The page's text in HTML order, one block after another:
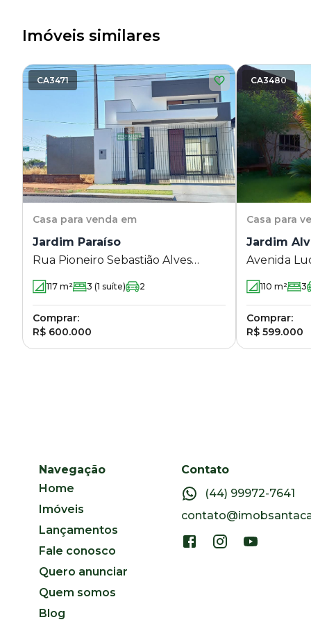
Imóveis similares
CA3471
Casa para venda em
Jardim Paraíso
Rua Pioneiro Sebastião Alves
Ramos 41 - Jardim Paraíso -
Maringá - PR
117 m² 3 (1 suíte) 2
Comprar:
R$ 600.000
CA3480
Casa para
Jardim
Avenida
Jardim
110 m² 3
Comprar:
R$ 599.000
Navegação
Home
Imóveis
Lançamentos
Fale conosco
Quero anunciar
Quem somos
Blog
Contato
(44) 99972-7641